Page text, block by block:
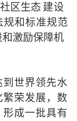
区生态 建设
和标准规范
激励保障机
世界领先水
荣发展，数
形成一批具有